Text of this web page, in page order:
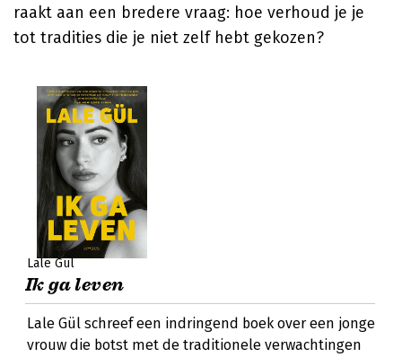
raakt aan een bredere vraag: hoe verhoud je je
tot tradities die je niet zelf hebt gekozen?
Lale Gül
Ik ga leven
Lale Gül schreef een indringend boek over een jonge
vrouw die botst met de traditionele verwachtingen